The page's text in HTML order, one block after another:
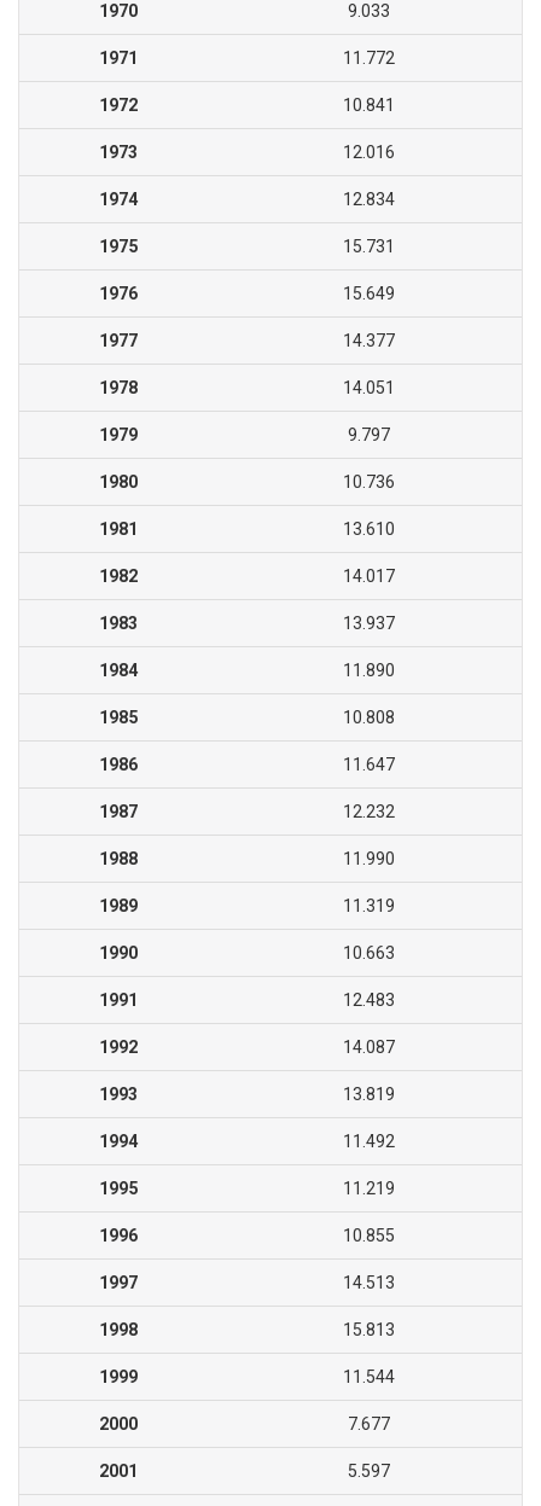
1970 9.033
1971 11.772
1972 10.841
1973 12.016
1974 12.834
1975 15.731
1976 15.649
1977 14.377
1978 14.051
1979 9.797
1980 10.736
1981 13.610
1982 14.017
1983 13.937
1984 11.890
1985 10.808
1986 11.647
1987 12.232
1988 11.990
1989 11.319
1990 10.663
1991 12.483
1992 14.087
1993 13.819
1994 11.492
1995 11.219
1996 10.855
1997 14.513
1998 15.813
1999 11.544
2000 7.677
2001 5.597